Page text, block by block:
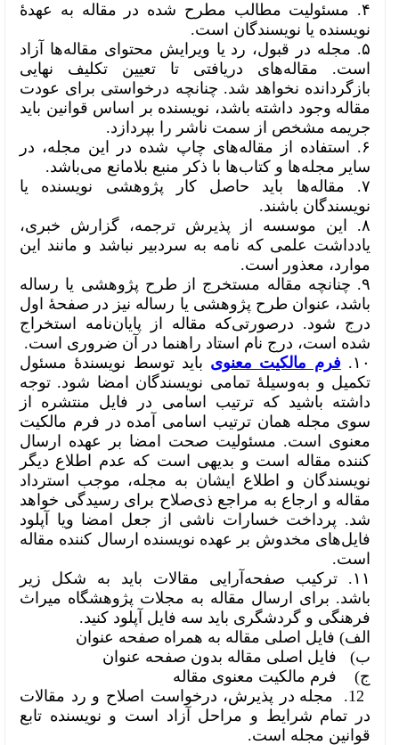
۴. مسئولیت مطالب مطرح شده در مقاله به عهدۀ
نویسنده یا نویسندگان است.
۵. مجله در قبول، رد یا ویرایش محتوای مقاله‌ها آزاد
است. مقاله‌های دریافتی تا تعیین تکلیف نهایی
بازگردانده نخواهد شد. چنانچه درخواستی برای عودت
مقاله وجود داشته باشد، نویسنده بر اساس قوانین باید
جریمه مشخص از سمت ناشر را بپردازد.
۶. استفاده از مقاله‌های چاپ شده در این مجله، در
سایر مجله‌ها و کتاب‌ها با ذکر منبع بلامانع می‌باشد.
۷. مقاله‌ها باید حاصل کار پژوهشی نویسنده یا
نویسندگان باشند.
۸. این موسسه از پذیرش ترجمه، گزارش خبری،
یادداشت علمی که نامه‌ به سردبیر نباشد و مانند این
موارد، معذور است.
۹. چنانچه مقاله مستخرج از طرح پژوهشی یا رساله
باشد، عنوان طرح پژوهشی یا رساله نیز در صفحۀ اول
درج شود. درصورتی‌که مقاله از پایان‌نامه استخراج
شده است، درج نام استاد راهنما در آن ضروری است.
۱۰.
فرم مالکیت معنویباید توسط نویسندۀ مسئول
تکمیل و به‌وسیلۀ تمامی نویسندگان امضا شود. توجه
داشته باشید که ترتیب اسامی در فایل منتشره از
سوی مجله همان ترتیب اسامی آمده در فرم مالکیت
معنوی است. مسئولیت صحت امضا بر عهده ارسال
کننده مقاله است و بدیهی است که عدم اطلاع دیگر
نویسندگان و اطلاع ایشان به مجله، موجب استرداد
مقاله و ارجاع به مراجع ذی‌صلاح برای رسیدگی خواهد
شد. پرداخت خسارات ناشی از جعل امضا ویا آپلود
فایل‌های مخدوش بر عهده نویسنده ارسال کننده مقاله
است.
۱۱. ترکیب صفحه‌آرایی مقالات باید به شکل زیر
باشد.برای ارسال مقاله به مجلات پژوهشگاه میراث
فرهنگی و گردشگری باید سه فایل آپلود کنید.
الف) فایل اصلی مقاله به همراه صفحه عنوان
ب) فایل اصلی مقاله بدون صفحه عنوان
ج) فرم مالکیت معنوی مقاله
12.
مجله در پذیرش، درخواست اصلاح و رد مقالات
در تمام شرایط و مراحل آزاد است و نویسنده تابع
قوانین مجله است.